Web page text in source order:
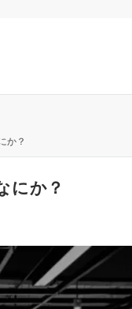
か？
にか？